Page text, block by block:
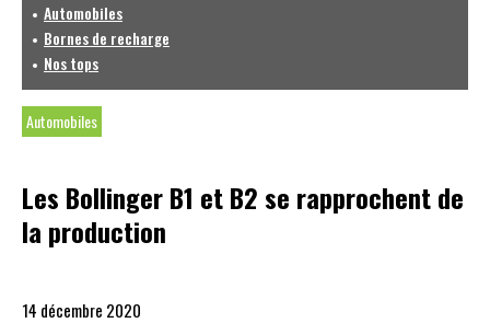
Automobiles
Bornes de recharge
Nos tops
Automobiles
Les Bollinger B1 et B2 se rapprochent de
la production
14 décembre 2020